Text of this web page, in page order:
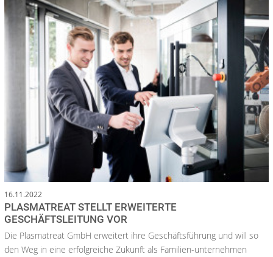
16.11.2022
PLASMATREAT STELLT ERWEITERTE
GESCHÄFTSLEITUNG VOR
Die Plasmatreat GmbH erweitert ihre Geschäftsführung und will so
den Weg in eine erfolgreiche Zukunft als Familien-unternehmen